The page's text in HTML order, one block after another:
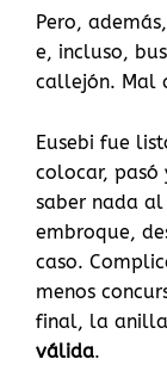
Pero,
e, incluso,
callejón. Mal
Eusebi fue
colocar,
saber nada
embroque,
caso.
menos
final, la anilla
válida.